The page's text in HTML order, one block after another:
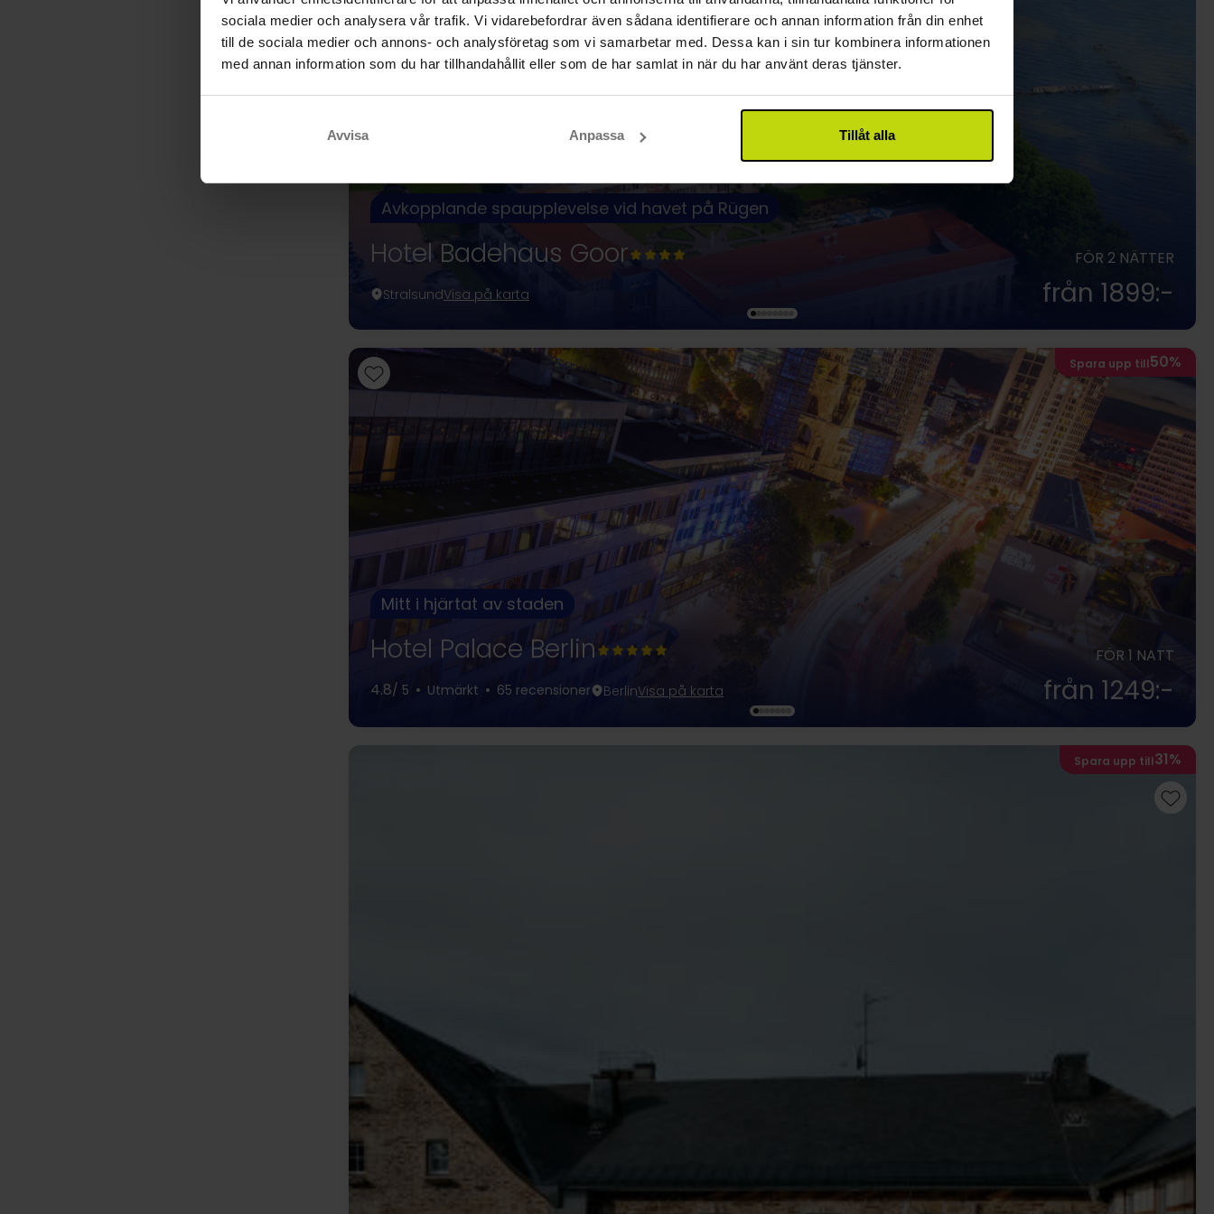
sociala medier och analysera vår trafik. Vi vidarebefordrar även sådana identifierare och annan information från din enhet
till de sociala medier och annons- och analysföretag som vi samarbetar med. Dessa kan i sin tur kombinera informationen
med annan information som du har tillhandahållit eller som de har samlat in när du har använt deras tjänster.
Avvisa Anpassa Tillåt alla
Avkopplande spaupplevelse vid havet på Rügen
Hotel Badehaus Goor
StralsundVisa på karta
FÖR 2 NÄTTER
från 1899:-
Spara upp till50%
Mitt i hjärtat av staden
Hotel Palace Berlin
4.8/ 5 Utmärkt 65 recensioner BerlinVisa på karta
FÖR 1 NATT
från 1249:-
Spara upp till31%